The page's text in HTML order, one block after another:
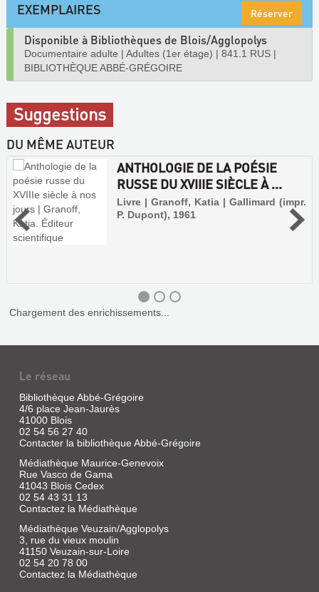
EXEMPLAIRES Réserver
Disponible à Bibliothèques de Blois/Agglopolys
Documentaire adulte | Adultes (1er étage) | 841.1 RUS |
BIBLIOTHÈQUE ABBÉ-GRÉGOIRE
Suggestions
DU MÊME AUTEUR
ANTHOLOGIE DE LA POÉSIE
RUSSE DU XVIIIE SIÈCLE À ...
Livre | Granoff, Katia | Gallimard (impr.
P. Dupont), 1961
ANTHOLOGIE
DE
LA
Chargement des enrichissements...
Le réseau
Bibliothèque Abbé-Grégoire
4/6 place Jean-Jaurès
41000 Blois
02 54 56 27 40
Contacter la bibliothèque Abbé-Grégoire
Médiathèque Maurice-Genevoix
Rue Vasco de Gama
41043 Blois Cedex
02 54 43 31 13
Contactez la Médiathèque
Médiathèque Veuzain/Agglopolys
3, rue du vieux moulin
41150 Veuzain-sur-Loire
02 54 20 78 00
Contactez la Médiathèque